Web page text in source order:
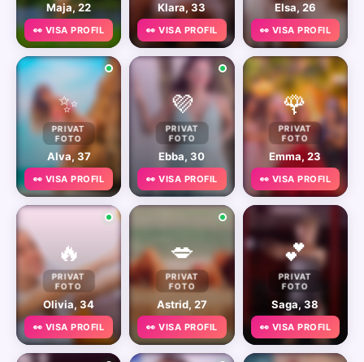
Maja, 22
👀 VISA PROFIL
Klara, 33
👀 VISA PROFIL
Elsa, 26
👀 VISA PROFIL
✨
PRIVAT
FOTO
Alva, 37
👀 VISA PROFIL
💜
PRIVAT
FOTO
Ebba, 30
👀 VISA PROFIL
🌹
PRIVAT
FOTO
Emma, 23
👀 VISA PROFIL
🔥
PRIVAT
FOTO
Olivia, 34
👀 VISA PROFIL
💋
PRIVAT
FOTO
Astrid, 27
👀 VISA PROFIL
💕
PRIVAT
FOTO
Saga, 38
👀 VISA PROFIL